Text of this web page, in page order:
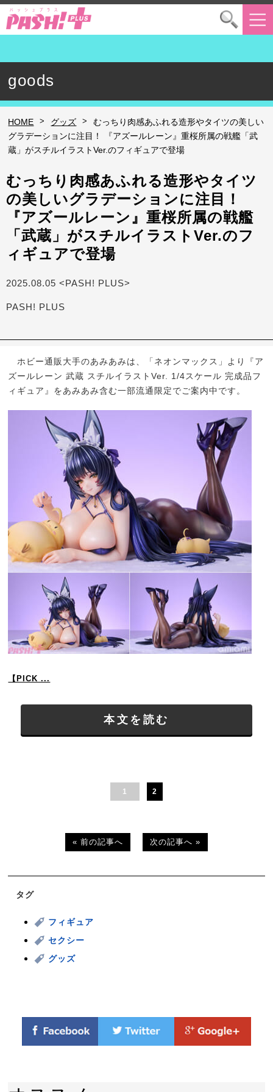
goods
HOME > グッズ >
むっちり肉感あふれる造形やタイツの美しい
グラデーションに注目！ 『アズールレーン』重桜所属の戦艦「武
蔵」がスチルイラストVer.のフィギュアで登場
むっちり肉感あふれる造形やタイツ
の美しいグラデーションに注目！
『アズールレーン』重桜所属の戦艦
「武蔵」がスチルイラストVer.のフ
ィギュアで登場
2025.08.05 <PASH! PLUS>
PASH! PLUS
ホビー通販大手のあみあみは、「ネオンマックス」より『ア
ズールレーン 武蔵 スチルイラストVer. 1/4スケール 完成品フ
ィギュア』をあみあみ含む一部流通限定でご案内中です。
【PICK ...
本文を読む
1 2
« 前の記事へ 次の記事へ »
タグ
フィギュア
セクシー
グッズ